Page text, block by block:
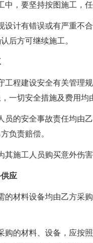
，要坚持按图施工，任
计有错误或有严重不合
后方可继续施工。
程建设安全有关管理规
一切安全措施及费用均
的安全事故责任均由乙
负责赔偿。
施工人员购买意外伤害
应
材料设备均由乙方采购
的材料、设备，应按照